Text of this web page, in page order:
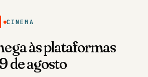
às plataformas
de agosto